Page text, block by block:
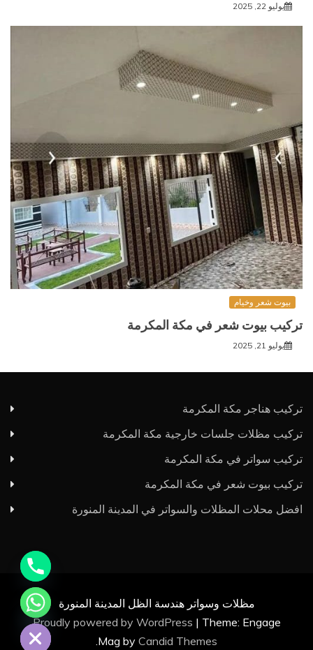
يوليو 22, 2025
بيوت شعر وخيام
تركيب بيوت شعر في مكة المكرمة
يوليو 21, 2025
تركيب هناجر مكة المكرمة
تركيب مظلات جلسات خارجية مكة المكرمة
تركيب سواتر في مكة المكرمة
تركيب بيوت شعر في مكة المكرمة
افضل محلات المظلات والسواتر في المدينة المنورة
مظلات وسواتر هندسة الظل المدينة المنورة
Proudly powered by WordPress | Theme: Engage
Mag by Candid Themes
H
i
d
e
c